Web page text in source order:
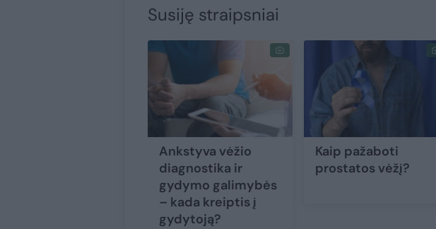
Susiję straipsniai
Ankstyva vėžio
diagnostika ir
gydymo galimybės
– kada kreiptis į
gydytoją?
Kaip pažaboti
prostatos vėžį?